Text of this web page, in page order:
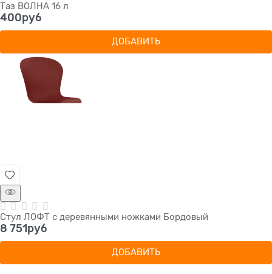
Таз ВОЛНА 16 л
400руб
ДОБАВИТЬ
Стул ЛОФТ с деревянными ножками Бордовый
8 751руб
ДОБАВИТЬ